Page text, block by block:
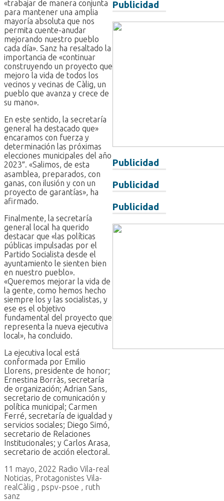
Publicidad
Publicidad
Publicidad
Publicidad
«trabajar de manera conjunta
para mantener una amplia
mayoría absoluta que nos
permita cuente-anudar
mejorando nuestro pueblo
cada día». Sanz ha resaltado la
importancia de «continuar
construyendo un proyecto que
mejoro la vida de todos los
vecinos y vecinas de Càlig, un
pueblo que avanza y crece de
su mano».
En este sentido, la secretaría
general ha destacado que»
encaramos con fuerza y
determinación las próximas
elecciones municipales del año
2023″. «Salimos, de esta
asamblea, preparados, con
ganas, con ilusión y con un
proyecto de garantías», ha
afirmado.
Finalmente, la secretaría
general local ha querido
destacar que «las políticas
públicas impulsadas por el
Partido Socialista desde el
ayuntamiento le sienten bien
en nuestro pueblo».
«Queremos mejorar la vida de
la gente, como hemos hecho
siempre los y las socialistas, y
ese es el objetivo
fundamental del proyecto que
representa la nueva ejecutiva
local», ha concluido.
La ejecutiva local está
conformada por Emilio
Llorens, presidente de honor;
Ernestina Borràs, secretaría
de organización; Adrian Sans,
secretario de comunicación y
política municipal; Carmen
Ferré, secretaría de igualdad y
servicios sociales; Diego Simó,
secretario de Relaciones
Institucionales; y Carlos Arasa,
secretario de acción electoral.
11 mayo, 2022 Radio Vila-real
Noticias, Protagonistes Vila-
realCàlig , pspv-psoe , ruth
sanz